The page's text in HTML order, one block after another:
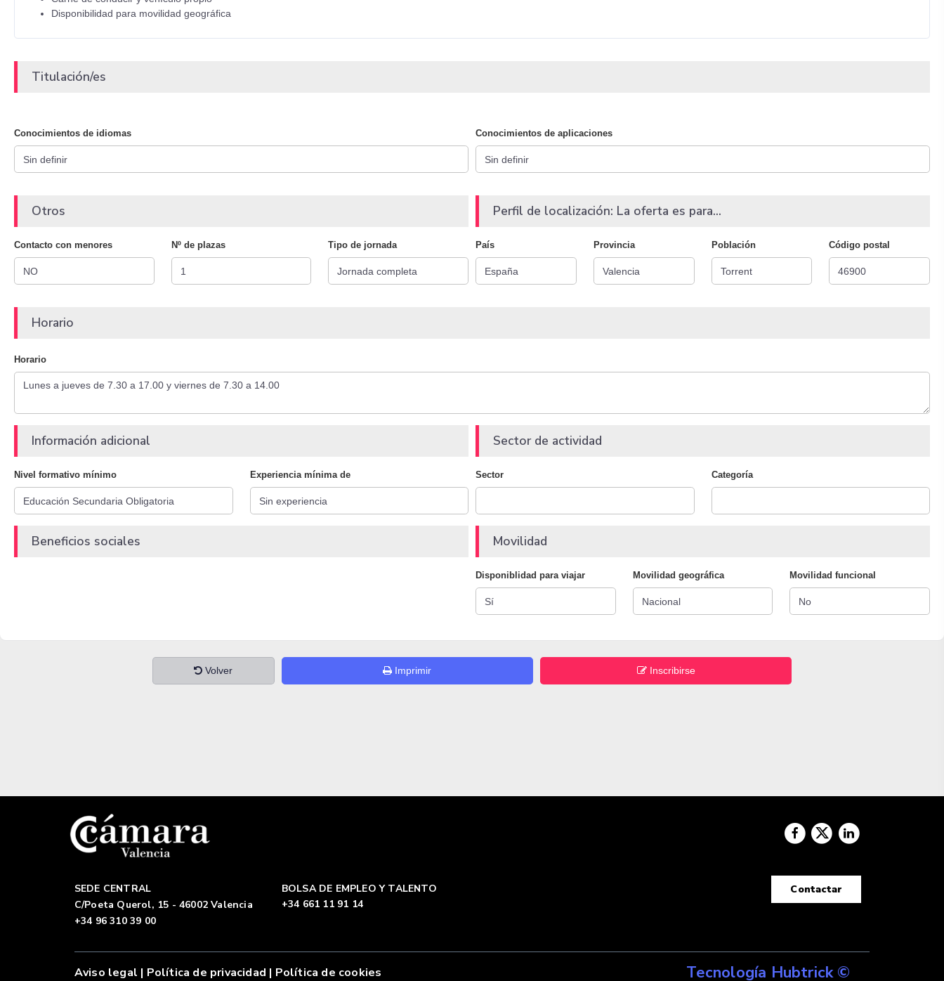
Disponibilidad para movilidad geográfica
Titulación/es
Conocimientos de idiomas Conocimientos de aplicaciones
Otros
Contacto con menores Nº de plazas Tipo de jornada
Perfil de localización: La oferta es para...
País Provincia Población Código postal
Horario
Horario
Información adicional
Nivel formativo mínimo Experiencia mínima de
Sector de actividad
Sector Categoría
Beneficios sociales Movilidad
Disponiblidad para viajar Movilidad geográfica Movilidad funcional
Volver Imprimir Inscribirse
SEDE CENTRAL
C/Poeta Querol, 15 - 46002 Valencia
+34 96 310 39 00
BOLSA DE EMPLEO Y TALENTO
+34 661 11 91 14
Contactar
Aviso legal | Política de privacidad | Política de cookies Tecnología Hubtrick ©